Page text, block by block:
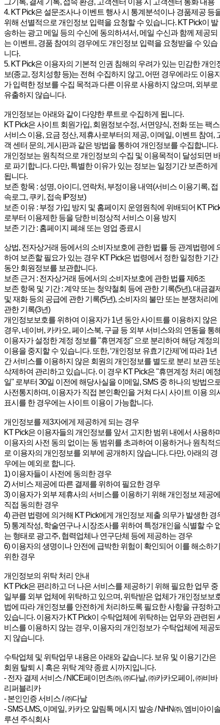
그기록, 결제 기록, 접속 환경, 고객센터 이용 시 고객센터 통화 내용
4. KT Pick은 설문조사나 이벤트 행사 시 통계분석이나 경품제공 등
위해 선별적으로 개인정보 입력을 요청할 수 있습니다. KT Pick이 발
송하는 광고 메일 등의 수신에 동의하셔서, 메일 수신과 함께 제공되
는 이벤트, 경품 참여의 경우에도 개인정보 입력을 요청받을 수 있습
니다.
5. KT Pick은 이용자의 기본적 인권 침해의 우려가 있는 민감한 개인
보(종교, 정치성향 등)는 전혀 수집하지 않고, 어떤 경우에라도 이용
가 입력한 정보를 수집 목적과 다른 이유로 사용하지 않으며, 외부로
유출하지 않습니다.
개인정보는 아래와 같이 다양한 루트로 수집하게 됩니다.
KT Pick은 사이트 회원가입, 회원정보수정, 서면양식, 전화 또는 팩
서비스 이용, 요금 정산, 제휴사로부터의 제공, 이메일, 이벤트 참여,
객 센터 문의, 게시판과 같은 방법을 통하여 개인정보를 수집합니다.
개인정보는 원칙적으로 개인정보의 수집 및 이용목적이 달성되면 바
로 파기합니다. 다만, 특별한 이유가 있는 정보는 일정기간 보존하게
됩니다.
보존 항목 : 성명, 아이디, 연락처, 부정이용 내역(서비스 이용기록, 접
속로그, 쿠키, 접속 IP정보)
보존 이유 : 부정 가입 방지 및 홈페이지 운영원칙에 위배되어 KT
로부터 이용제한 등을 당한 비정상적 서비스 이용 방지
보존 기간 : 홈페이지 폐쇄 또는 영업 종료시
상법, 전자상거래 등에서의 소비자보호에 관한 법률 등 관계법령에
하여 보존할 필요가 있는 경우 KT Pick은 법령에서 정한 일정한 기간
동안 회원정보를 보관합니다.
보존 근거 : 전자상거래 등에서의 소비자보호에 관한 법률 제6조
보존 항목 및 기간 : 계약 또는 청약철회 등에 관한 기록(5년), 대금결
및 재화 등의 공급에 관한 기록(5년), 소비자의 불만 또는 분쟁처리에
관한 기록(3년)
개인정보보호를 위하여 이용자가 1년 동안 사이트를 이용하지 않은
경우, 네이버, 카카오, 페이스북, 구글 등 외부 서비스와의 연동을 통
이용자가 설정한 계정 정보를 "휴면계정" 으로 분리하여 해당 계정의
이용을 중지할 수 있습니다. 또한, ‘개인정보 유효기간제’에 따라 1년
간 서비스를 이용하지 않은 회원의 개인정보를 별도로 분리 보관 또
삭제하여 관리하고 있습니다. 이 경우 KT Pick은 "휴면계정 처리 예정
일" 로부터 30일 이전에 해당사실을 이메일, SMS 중 하나의 방법으
사전통지하며, 이용자가 직접 본인확인을 거쳐 다시 사이트 이용 의
표시를 한 경우에는 사이트 이용이 가능합니다.
개인정보를 제3자에게 제공하게 되는 경우
KT Pick은 이용자들의 개인정보를 앞서 고지한 범위 내에서 사용하
이용자의 사전 동의 없이는 동 범위를 초과하여 이용하거나 원칙적
로 이용자의 개인정보를 외부에 공개하지 않습니다. 다만, 아래의 경
우에는 예외로 합니다.
1) 이용자들이 사전에 동의한 경우
2) 서비스 제공에 따른 결제를 위하여 필요한 경우
3) 이용자가 외부 제휴사의 서비스를 이용하기 위해 개인정보 제공에
직접 동의한 경우
4) 관련 법령에 의거해 KT Pick에게 개인정보 제출 의무가 발생한 경
5) 통계작성, 학술연구나 시장조사를 위하여 특정개인을 식별할 수
는 형태로 광고주, 협력업체나 연구단체 등에 제공하는 경우
6) 이용자의 생명이나 안전에 급박한 위험이 확인되어 이를 해소하기
위한 경우
개인정보의 위탁 처리 안내
KT Pick은 편리하고 더 나은 서비스를 제공하기 위해 필요한 업무 중
일부를 외부 업체에 위탁하고 있으며, 위탁받은 업체가 개인정보보
법에 따라 개인정보를 안전하게 처리하도록 필요한 사항을 규정하고
있습니다. 이용자가 KT Pick이 수탁업체에 위탁하는 업무와 관련된
비스를 이용하지 않는 경우, 이용자의 개인정보가 수탁업체에 제공
지 않습니다.
수탁업체 및 위탁업무 내용은 아래와 같습니다. 보유 및 이용기간은
회원 탈퇴 시 혹은 위탁 계약 종료 시까지입니다.
- 전자 결제 서비스 / NICE페이먼츠㈜, ㈜다날, ㈜카카오페이, ㈜비바
리퍼블리카
- 본인인증 서비스 / ㈜다날
- SMS·LMS, 이메일, 카카오 알림톡 메시지 발송 / NHN㈜, 엠비아이
루션 주식회사